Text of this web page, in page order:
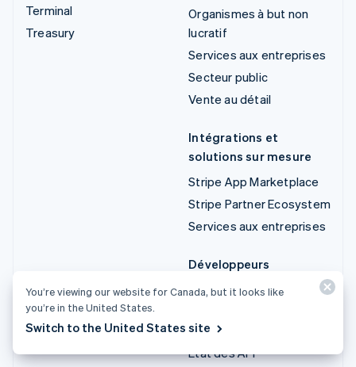
Terminal
Treasury
Organismes à but non
lucratif
Services aux entreprises
Secteur public
Vente au détail
Intégrations et
solutions sur mesure
Stripe App Marketplace
Stripe Partner Ecosystem
Services aux entreprises
Développeurs
Documentation
API
État des API
You’re viewing our website for Canada, but it looks like
you’re in the United States.
Switch to the United States site